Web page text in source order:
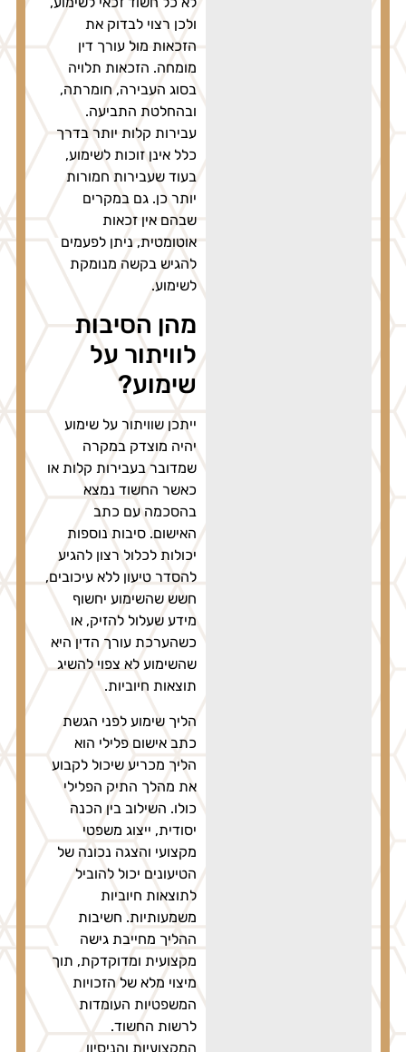
ולכן רצוי לבדוק את
הזכאות מול עורך דין
מומחה. הזכאות תלויה
בסוג העבירה, חומרתה,
ובהחלטת התביעה.
עבירות קלות יותר בדרך
כלל אינן זוכות לשימוע,
בעוד שעבירות חמורות
יותר כן. גם במקרים
שבהם אין זכאות
אוטומטית, ניתן לפעמים
להגיש בקשה מנומקת
לשימוע.
מהן הסיבות
לוויתור על
שימוע?
ייתכן שוויתור על שימוע
יהיה מוצדק במקרה
שמדובר בעבירות קלות או
כאשר החשוד נמצא
בהסכמה עם כתב
האישום. סיבות נוספות
יכולות לכלול רצון להגיע
להסדר טיעון ללא עיכובים,
חשש שהשימוע יחשוף
מידע שעלול להזיק, או
כשהערכת עורך הדין היא
שהשימוע לא צפוי להשיג
תוצאות חיוביות.
הליך שימוע לפני הגשת
כתב אישום פלילי הוא
הליך מכריע שיכול לקבוע
את מהלך התיק הפלילי
כולו. השילוב בין הכנה
יסודית, ייצוג משפטי
מקצועי והצגה נכונה של
הטיעונים יכול להוביל
לתוצאות חיוביות
משמעותיות. חשיבות
ההליך מחייבת גישה
מקצועית ומדוקדקת, תוך
מיצוי מלא של הזכויות
המשפטיות העומדות
לרשות החשוד.
המקצועיות והניסיון